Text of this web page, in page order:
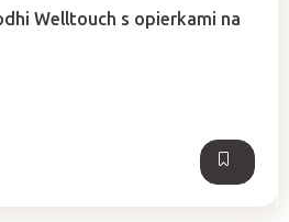
Welltouch s opierkami na